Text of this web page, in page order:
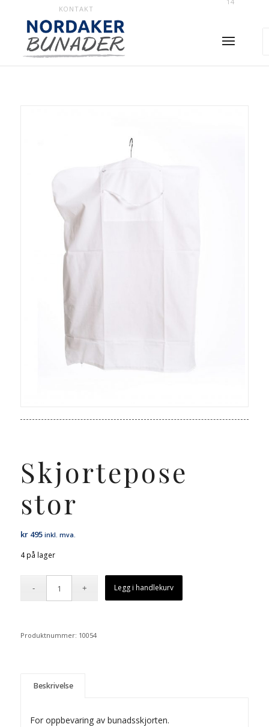
KONTAKT
Skjortepose
stor
kr495 inkl. mva.
4 på lager
Legg i handlekurv
Produktnummer: 10054
Beskrivelse
For oppbevaring av bunadsskjorten.